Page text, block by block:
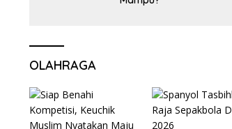
OLAHRAGA